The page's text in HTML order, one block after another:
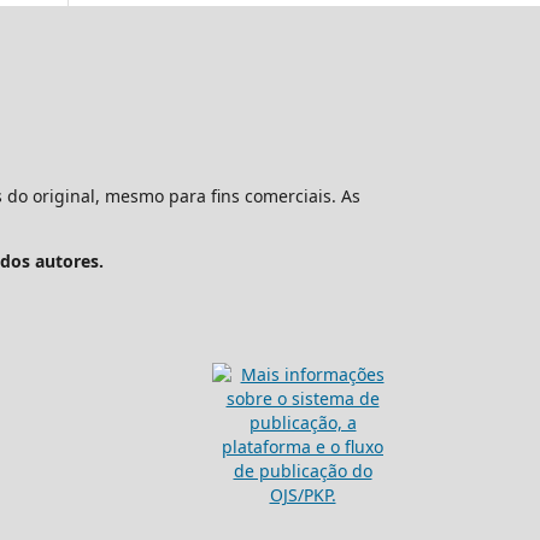
original, mesmo para fins comerciais. As
autores.